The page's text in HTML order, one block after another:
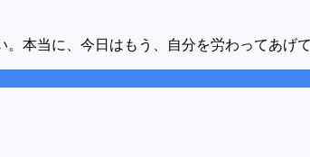
本当に、今日はもう、自分を労わってあげて